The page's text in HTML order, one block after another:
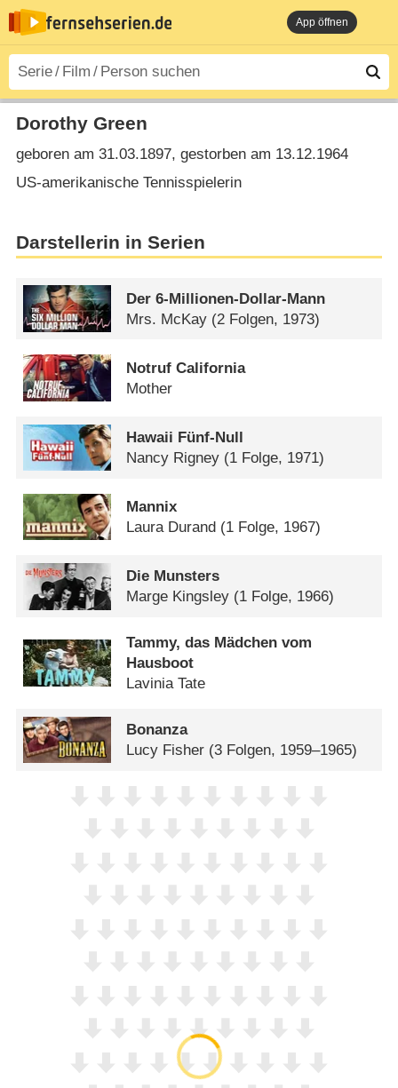
App öffnen
Dorothy Green
geboren am 31.03.1897, gestorben am 13.12.1964
US-amerikanische Tennisspielerin
Darstellerin in Serien
Der 6-Millionen-Dollar-Mann
Mrs. McKay (2 Folgen, 1973)
Notruf California
Mother
Hawaii Fünf-Null
Nancy Rigney (1 Folge, 1971)
Mannix
Laura Durand (1 Folge, 1967)
Die Munsters
Marge Kingsley (1 Folge, 1966)
Tammy, das Mädchen vom
Hausboot
Lavinia Tate
Bonanza
Lucy Fisher (3 Folgen, 1959–1965)